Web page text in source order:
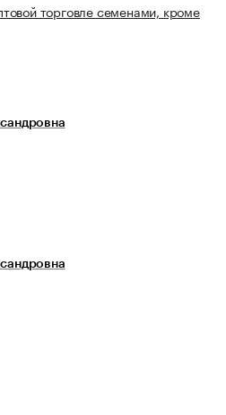
торговле семенами, кроме